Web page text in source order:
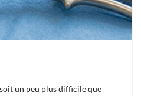
un peu plus difficile que